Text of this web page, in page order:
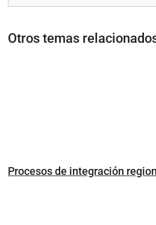
Otros temas
Procesos de integración